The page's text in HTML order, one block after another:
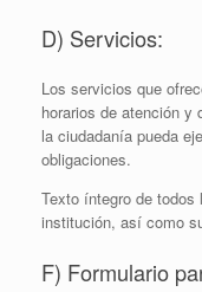
D) Servicios:
Los servicios que
horarios de atención y
la ciudadanía pueda
obligaciones.
Texto íntegro de
institución, así­ como
F) Formulario